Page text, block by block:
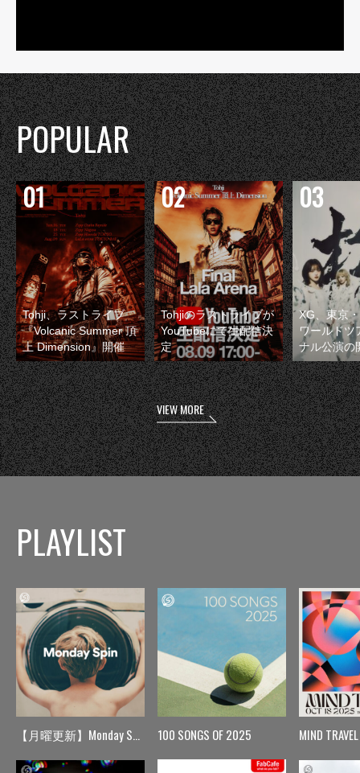
POPULAR
Tohji、ラストライブ
『Volcanic Summer 頂
上 Dimension』開催
Tohjiのラストライブが
YouTubeにて生配信決
定
XG、東京
ワールドツ
ナル公演の
VIEW MORE
PLAYLIST
【月曜更新】Monday Spin 100 SONGS OF 2025 MIND TRAVEL